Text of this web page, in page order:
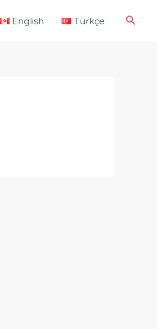
English Türkçe